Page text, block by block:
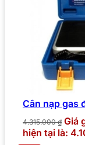
Cân nạp gas
4.315.000₫ Giá
hiện tại là: